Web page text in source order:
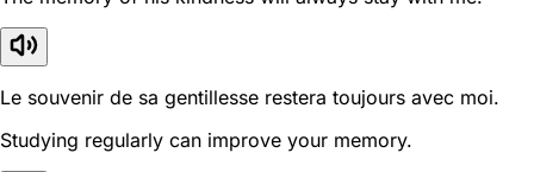
Le souvenir de sa gentillesse restera toujours avec moi.
Studying regularly can improve your memory.